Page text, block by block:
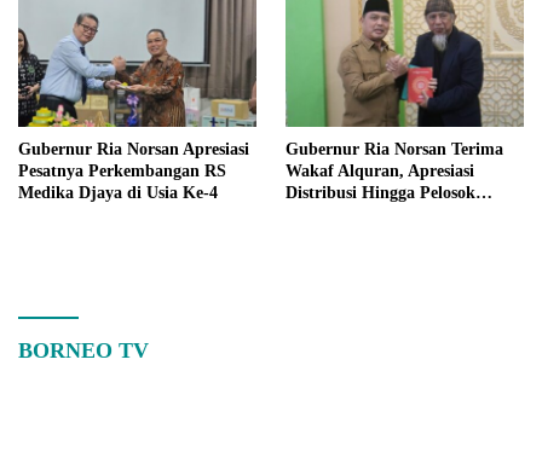
Gubernur Ria Norsan Apresiasi
Pesatnya Perkembangan RS
Medika Djaya di Usia Ke-4
Gubernur Ria Norsan Terima
Wakaf Alquran, Apresiasi
Distribusi Hingga Pelosok
BORNEO TV